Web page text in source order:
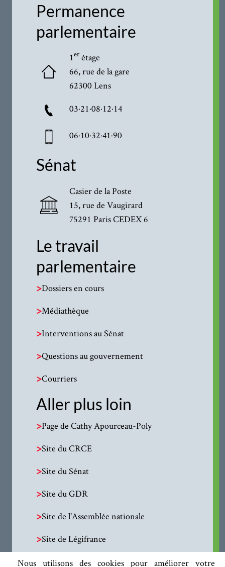
Nous utilisons des cookies pour améliorer votre
Permanence
parlementaire
1erétage
66, rue de la gare
62300 Lens
03·21·08·12·14
06·10·32·41·90
Sénat
Casier de la Poste
15, rue de Vaugirard
75291 Paris CEDEX 6
Le travail
parlementaire
>Dossiers en cours
>Médiathèque
>Interventions au Sénat
>Questions au gouvernement
>Courriers
Aller plus loin
>Page de Cathy Apourceau-Poly
>Site du CRCE
>Site du Sénat
>Site du GDR
>Site de l'Assemblée nationale
>Site de Légifrance